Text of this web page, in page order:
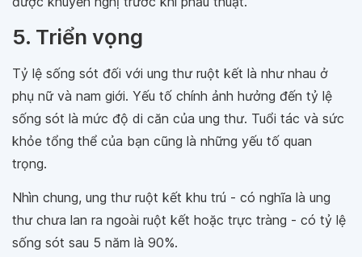
5. Triển vọng
Tỷ lệ sống sót đối với ung thư ruột kết là như nhau ở
phụ nữ và nam giới. Yếu tố chính ảnh hưởng đến tỷ lệ
sống sót là mức độ di căn của ung thư. Tuổi tác và sức
khỏe tổng thể của bạn cũng là những yếu tố quan
trọng.
Nhìn chung, ung thư ruột kết khu trú - có nghĩa là ung
thư chưa lan ra ngoài ruột kết hoặc trực tràng - có tỷ lệ
sống sót sau 5 năm là 90%.